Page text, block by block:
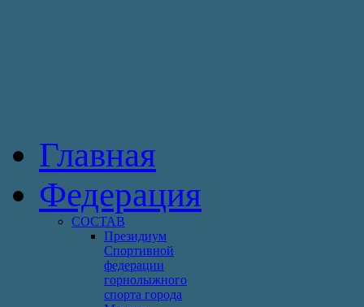
Главная
Федерация
СОСТАВ
Президиум
Спортивной
федерации
горнолыжного
спорта города